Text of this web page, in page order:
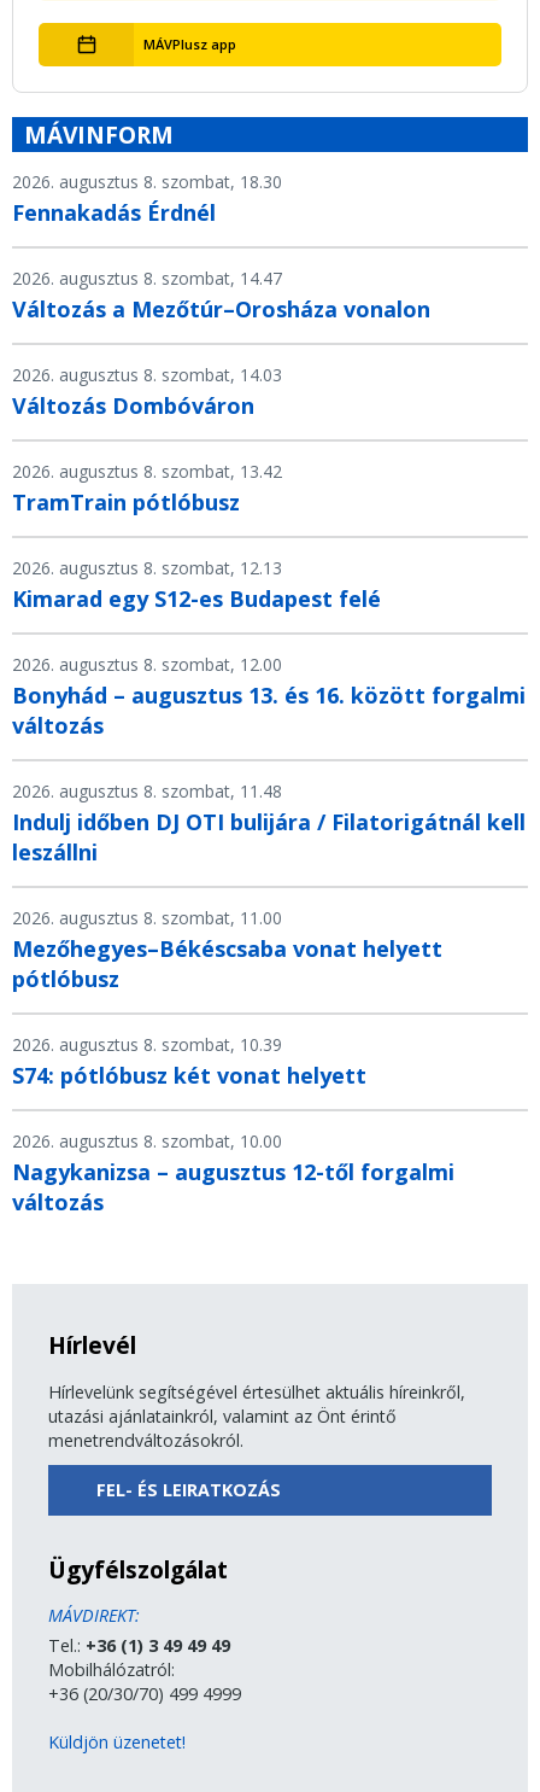
MÁVPlusz app
MÁVINFORM
2026. augusztus 8. szombat, 18.30
Fennakadás Érdnél
2026. augusztus 8. szombat, 14.47
Változás a Mezőtúr–Orosháza vonalon
2026. augusztus 8. szombat, 14.03
Változás Dombóváron
2026. augusztus 8. szombat, 13.42
TramTrain pótlóbusz
2026. augusztus 8. szombat, 12.13
Kimarad egy S12-es Budapest felé
2026. augusztus 8. szombat, 12.00
Bonyhád – augusztus 13. és 16. között forgalmi
változás
2026. augusztus 8. szombat, 11.48
Indulj időben DJ OTI bulijára / Filatorigátnál kell
leszállni
2026. augusztus 8. szombat, 11.00
Mezőhegyes–Békéscsaba vonat helyett
pótlóbusz
2026. augusztus 8. szombat, 10.39
S74: pótlóbusz két vonat helyett
2026. augusztus 8. szombat, 10.00
Nagykanizsa – augusztus 12-től forgalmi
változás
Hírlevél
Hírlevelünk segítségével értesülhet aktuális híreinkről,
utazási ajánlatainkról, valamint az Önt érintő
menetrendváltozásokról.
FEL- ÉS LEIRATKOZÁS
Ügyfélszolgálat
MÁVDIREKT:
Tel.: +36 (1) 3 49 49 49
Mobilhálózatról:
+36 (20/30/70) 499 4999
Küldjön üzenetet!